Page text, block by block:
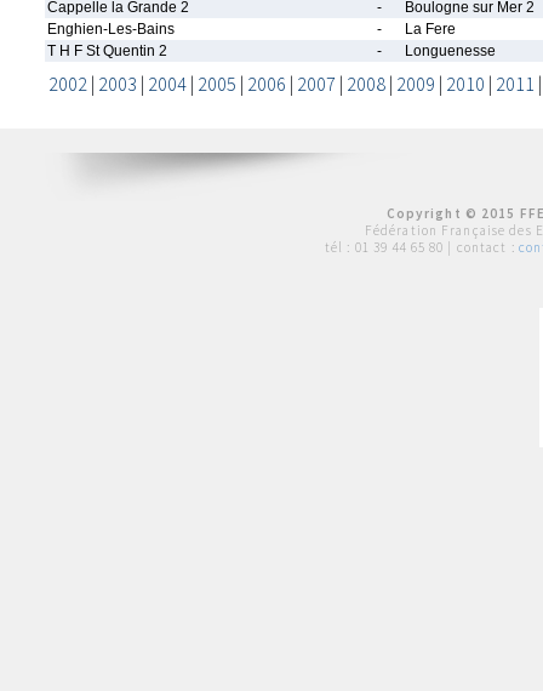
Cappelle la Grande 2
-
Boulogne sur Mer 2
Enghien-Les-Bains
-
La Fere
T H F St Quentin 2
- Longuenesse
2002| 2003 | 2004| 2005 | 2006 | 2007 | 2008| 2009 | 2010 | 2011
Copyright © 2015
Fédération Française des
tél : 01 39 44 65 80 | contact :